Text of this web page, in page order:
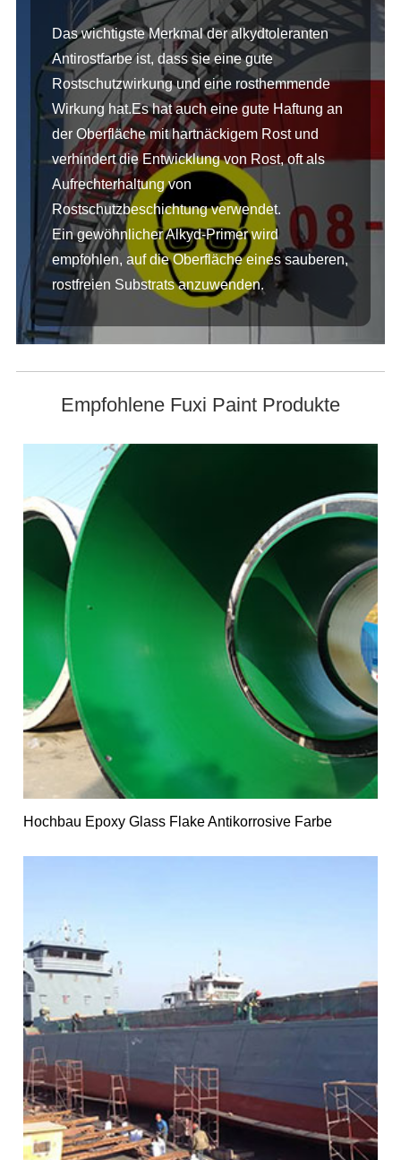
Das wichtigste Merkmal der alkydtoleranten
Antirostfarbe ist, dass sie eine gute
Rostschutzwirkung und eine rosthemmende
Wirkung hat.Es hat auch eine gute Haftung an
der Oberfläche mit hartnäckigem Rost und
verhindert die Entwicklung von Rost, oft als
Aufrechterhaltung von
Rostschutzbeschichtung verwendet.
Ein gewöhnlicher Alkyd-Primer wird
empfohlen, auf die Oberfläche eines sauberen,
rostfreien Substrats anzuwenden.
Empfohlene Fuxi Paint Produkte
Hochbau Epoxy Glass Flake Antikorrosive Farbe